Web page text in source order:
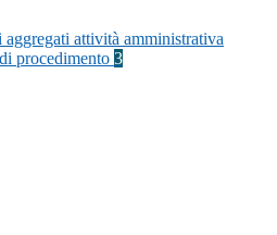
aggregati attività amministrativa
procedimento 3